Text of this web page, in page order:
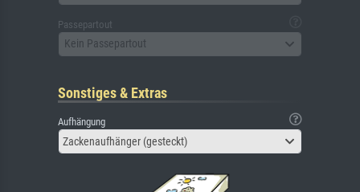
Passepartout
Kein Passepartout
Sonstiges & Extras
Aufhängung
Zackenaufhänger (gesteckt)